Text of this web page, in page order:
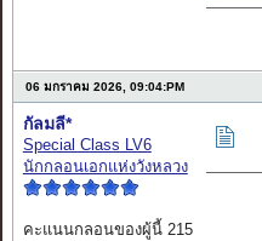
06 มกราคม 2026, 09:04:PM
กัลมลี*
Special Class LV6
นักกลอนเอกแห่งวังหลวง
คะแนนกลอนของผู้นี้ 215